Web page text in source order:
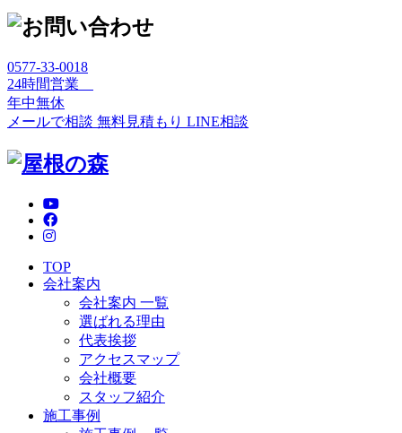
0577-33-0018
24時間営業
年中無休
メールで相談 無料見積もり LINE相談
TOP
会社案内
会社案内 一覧
選ばれる理由
代表挨拶
アクセスマップ
会社概要
スタッフ紹介
施工事例